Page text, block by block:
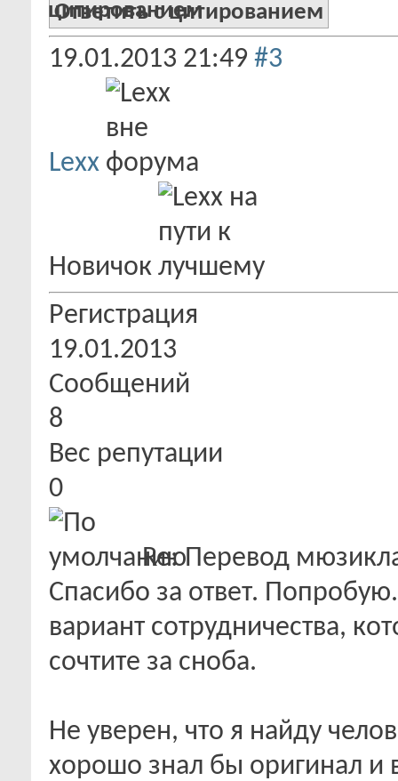
Ответить с цитированием
19.01.2013 21:49 #3
Lexx
Новичок
Регистрация
19.01.2013
Сообщений
8
Вес репутации
0
Re: Перевод
Спасибо за ответ.
вариант сотрудничества,
сочтите за сноба.
Не уверен, что я найду
хорошо знал бы оригинал и